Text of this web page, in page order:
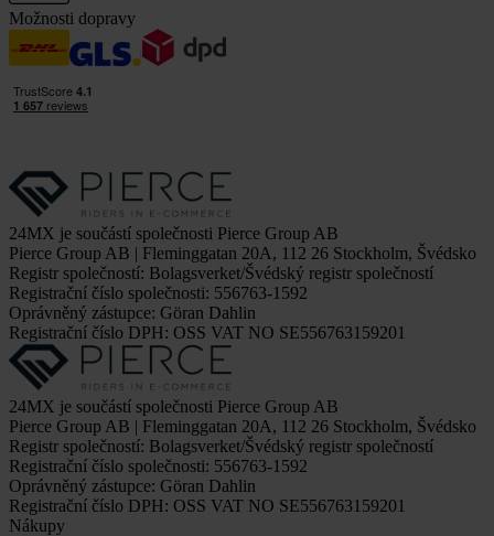
Možnosti dopravy
24MX je součástí společnosti Pierce Group AB
Pierce Group AB | Fleminggatan 20A, 112 26 Stockholm, Švédsko
Registr společností: Bolagsverket/Švédský registr společností
Registrační číslo společnosti: 556763-1592
Oprávněný zástupce: Göran Dahlin
Registrační číslo DPH: OSS VAT NO SE556763159201
24MX je součástí společnosti Pierce Group AB
Pierce Group AB | Fleminggatan 20A, 112 26 Stockholm, Švédsko
Registr společností: Bolagsverket/Švédský registr společností
Registrační číslo společnosti: 556763-1592
Oprávněný zástupce: Göran Dahlin
Registrační číslo DPH: OSS VAT NO SE556763159201
Nákupy